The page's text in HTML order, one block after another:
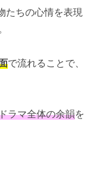
たちの心情を表現
で流れることで、
ラマ全体の余韻を